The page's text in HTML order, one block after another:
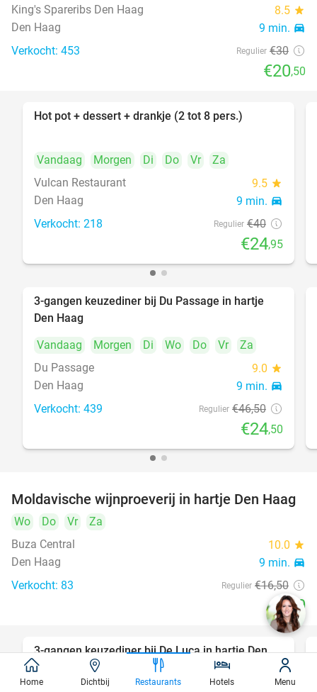
King's Spareribs Den Haag
8.5 star
Den Haag 9 min. directions_car
Verkocht: 453 Regulier €30
€20,50
Hot pot + dessert + drankje (2 tot 8 pers.)
Vandaag Morgen Di Do Vr
Za
Vulcan Restaurant
9.5 star
Den Haag 9 min. directions_car
Verkocht: 218 Regulier €40
€24,95
47%
3-gangen keuzediner bij Du Passage in hartje
Den Haag
Vandaag
Morgen Di Wo Do Vr
Za
Du Passage
9.0 star
Den Haag 9 min. directions_car
Verkocht: 439 Regulier €46,50
€24,50
39%
Moldavische wijnproeverij in hartje Den Haag
Wo Do Vr
Za
Buza Central
10.0 star
Den Haag 9 min. directions_car
Verkocht: 83 Regulier €16,50
€10
47%
3-gangen keuzediner bij De Luca in hartje Den
Haag
Home Dichtbij Restaurants Hotels Menu